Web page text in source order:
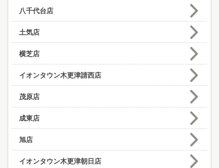
八千代台店
土気店
横芝店
イオンタウン木更津請西店
茂原店
成東店
旭店
イオンタウン木更津朝日店